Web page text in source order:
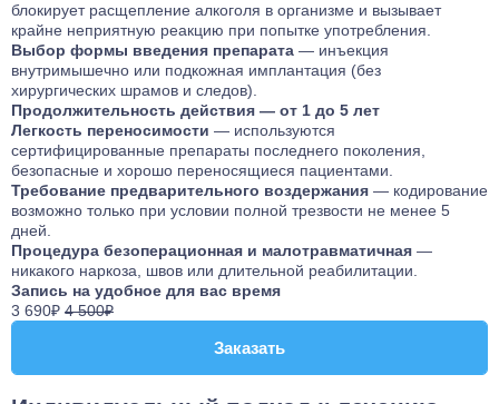
блокирует расщепление алкоголя в организме и вызывает
крайне неприятную реакцию при попытке употребления.
Выбор формы введения препарата — инъекция
внутримышечно или подкожная имплантация (без
хирургических шрамов и следов).
Продолжительность действия — от 1 до 5 лет
Легкость переносимости — используются
сертифицированные препараты последнего поколения,
безопасные и хорошо переносящиеся пациентами.
Требование предварительного воздержания — кодирование
возможно только при условии полной трезвости не менее 5
дней.
Процедура безоперационная и малотравматичная —
никакого наркоза, швов или длительной реабилитации.
Запись на удобное для вас время
3 690₽ 4 500₽
Заказать
Заказать